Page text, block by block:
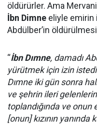
öldürürler. Ama
İbn Dimne eliyle emirin
Abdülber’in öldürülmesi
“İbn Dımne, damadı
yürütmek için izin
Dımne iki gün sonra
ve şehrin ileri
toplandığında ve
[onun] kızının